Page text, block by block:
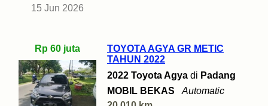
15 Jun 2026
Rp 60 juta
TOYOTA AGYA GR METIC
TAHUN 2022
2022 Toyota Agya di Padang
MOBIL BEKAS
Automatic